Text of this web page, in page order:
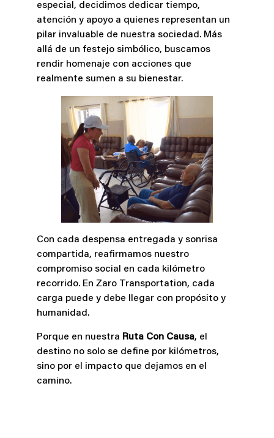
especial, decidimos dedicar tiempo,
atención y apoyo a quienes representan un
pilar invaluable de nuestra sociedad. Más
allá de un festejo simbólico, buscamos
rendir homenaje con acciones que
realmente sumen a su bienestar.
Con cada despensa entregada y sonrisa
compartida, reafirmamos nuestro
compromiso social en cada kilómetro
recorrido. En Zaro Transportation, cada
carga puede y debe llegar con propósito y
humanidad.
Porque en nuestra Ruta Con Causa, el
destino no solo se define por kilómetros,
sino por el impacto que dejamos en el
camino.